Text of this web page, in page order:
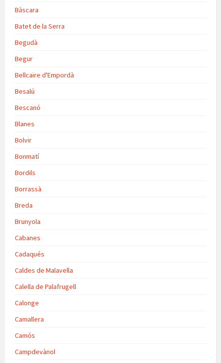
Bàscara
Batet de la Serra
Begudà
Begur
Bellcaire d'Empordà
Besalú
Bescanó
Blanes
Bolvir
Bonmatí
Bordils
Borrassà
Breda
Brunyola
Cabanes
Cadaqués
Caldes de Malavella
Calella de Palafrugell
Calonge
Camallera
Camós
Campdevànol